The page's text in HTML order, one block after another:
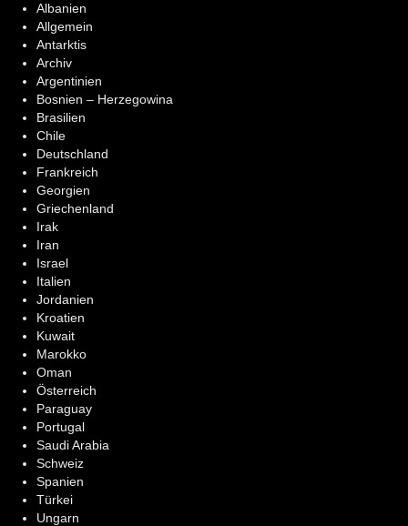
Albanien
Allgemein
Antarktis
Archiv
Argentinien
Bosnien – Herzegowina
Brasilien
Chile
Deutschland
Frankreich
Georgien
Griechenland
Irak
Iran
Israel
Italien
Jordanien
Kroatien
Kuwait
Marokko
Oman
Österreich
Paraguay
Portugal
Saudi Arabia
Schweiz
Spanien
Türkei
Ungarn